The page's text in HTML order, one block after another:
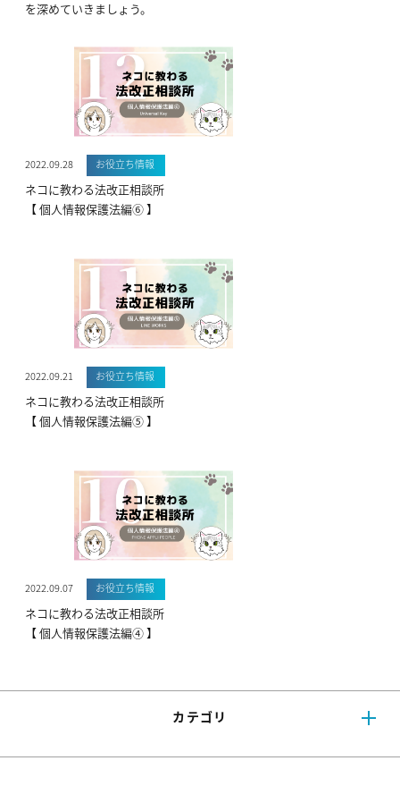
を深めていきましょう。
2022.09.28 お役立ち情報
ネコに教わる法改正相談所
【 個人情報保護法編⑥ 】
2022.09.21 お役立ち情報
ネコに教わる法改正相談所
【 個人情報保護法編⑤ 】
2022.09.07 お役立ち情報
ネコに教わる法改正相談所
【 個人情報保護法編④ 】
カテゴリ